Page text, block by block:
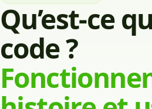
Qu’est-ce
code ?